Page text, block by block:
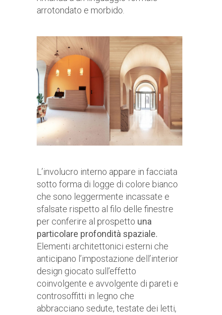
arrotondato e morbido.
L’involucro interno appare in facciata
sotto forma di logge di colore bianco
che sono leggermente incassate e
sfalsate rispetto al filo delle finestre
per conferire al prospetto una
particolare profondità spaziale.
Elementi architettonici esterni che
anticipano l’impostazione dell’interior
design giocato sull’effetto
coinvolgente e avvolgente di pareti e
controsoffitti in legno che
abbracciano sedute, testate dei letti,